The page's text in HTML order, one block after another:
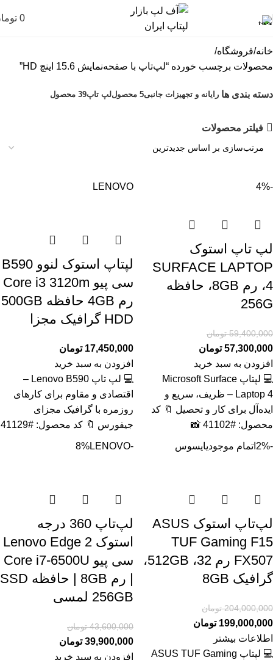
0
خانه فروشگاه
محصولات برچسب خورده “لپ‌تاپ با صفحه‌نمایش 15.6 اینچ HD”
دسته بندی ها رایانه و تجهیزات جانبی5 محصول لپ تاپ39 محصول
فیلتر محصولات
-4%
لپ تاپ استوک
SURFACE LAPTOP
4، رم 8GB، حافظه
256G
59,400,000 تومان
57,300,000 تومان
افزودن به سبد خرید
💻 لپتاپ Microsoft Surface
Laptop 4 – ظریف، سریع و
ایده‌آل برای کار و تحصیل 🔖 کد
محصول: #41102 📸
LENOVO
لپتاپ استوک لنوو B590
سی پیو Core i3 3120m
رم 4GB حافظه 500GB
HDD گرافیک مجزا
17,450,000 تومان
افزودن به سبد خرید
💻 لپ تاپ Lenovo B590 –
اقتصادی و مقاوم برای کارهای
روزمره با گرافیک مجزای
جیفورس 🔖 کد محصول: #41129
-2% اتمام موجودیایسوس
لپ‌تاپ استوک ASUS
TUF Gaming F15
FX507 رم 32، 512GB،
گرافیک 8GB
204,000,000 تومان
199,000,000 تومان
اطلاعات بیشتر
💻 لپتاپ ASUS TUF Gaming
-8%
LENOVO
لپ‌تاپ 360 درجه
استوک Lenovo Edge 2
سی پیو Core i7-6500U
| رم 8GB | حافظه SSD
256GB لمسی
43,600,000 تومان
39,900,000 تومان
افزودن به سبد خرید